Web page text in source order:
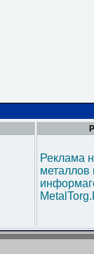
Реклама
металлов